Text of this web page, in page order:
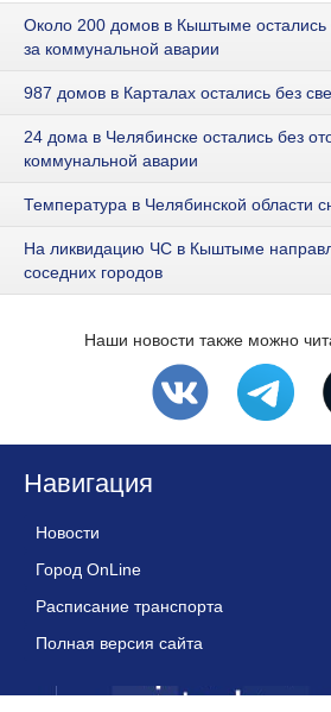
Около 200 домов в Кыштыме остались
за коммунальной аварии
987 домов в Карталах остались без
24 дома в Челябинске остались без
коммунальной аварии
Температура в Челябинской области
На ликвидацию ЧС в Кыштыме
соседних городов
Наши новости также можно
Навигация
Новости
Город OnLine
Расписание транспорта
Полная версия сайта